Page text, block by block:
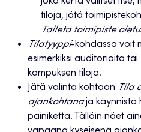
tiloja, jätä
Talleta toimipiste
Tilatyyppi-kohdassa voit
esimerkiksi auditorioita
kampuksen tiloja.
Jätä valinta kohtaan Tila
ajankohtanaja käynnistä
painiketta. Tällöin näet